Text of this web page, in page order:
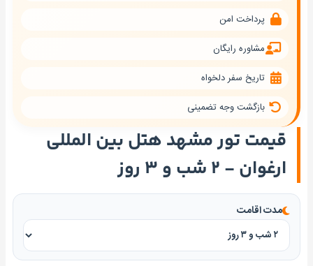
قیمت تور مشهد هتل بین المللی
ارغوان - ۲ شب و ۳ روز
مدت اقامت
پرداخت امن
مشاوره رایگان
تاریخ سفر دلخواه
بازگشت وجه تضمینی